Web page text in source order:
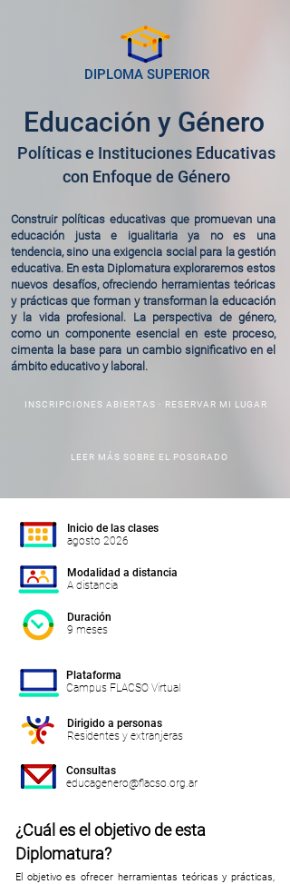
DIPLOMA SUPERIOR
Educación y Género
Políticas e Instituciones Educativas
con Enfoque de Género
Construir políticas educativas que promuevan una
educación justa e igualitaria ya no es una
tendencia, sino una exigencia social para la gestión
educativa. En esta Diplomatura exploraremos estos
nuevos desafíos, ofreciendo herramientas teóricas
y prácticas que forman y transforman la educación
y la vida profesional. La perspectiva de género,
como un componente esencial en este proceso,
cimenta la base para un cambio significativo en el
ámbito educativo y laboral.
INSCRIPCIONES ABIERTAS · RESERVAR MI LUGAR
LEER MÁS SOBRE EL POSGRADO
Inicio de las clases
agosto 2026
Modalidad a distancia
A distancia
Duración
9 meses
Plataforma
Campus FLACSO Virtual
Dirigido a personas
Residentes y extranjeras
Consultas
educagenero@flacso.org.ar
¿Cuál es el objetivo de esta
Diplomatura?
El objetivo es ofrecer herramientas teóricas y prácticas,